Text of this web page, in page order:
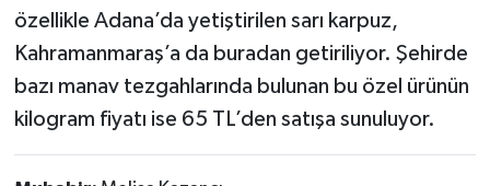
özellikle Adana’da yetiştirilen sarı karpuz,
Kahramanmaraş’a da buradan getiriliyor. Şehirde
bazı manav tezgahlarında bulunan bu özel ürünün
kilogram fiyatı ise 65 TL’den satışa sunuluyor.